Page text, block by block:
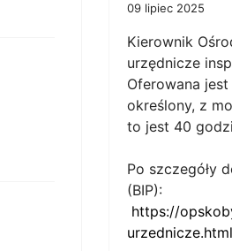
09 lipiec 2025
Kierownik
urzędnicze
Oferowana
określony, z
to jest 40
Po szczegóły
(BIP):
https://
urzednicze.html